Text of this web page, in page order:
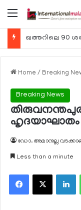
Menu
Home / Breaking
Breaking News
ഹൃദയാഘാതം
ഡോ. അമാനുല്ല
Less than a minute
Facebook
X